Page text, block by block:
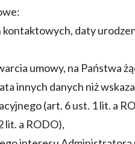
kontaktowych, daty
umowy, na Państwa
innych danych niż
(art. 6 ust. 1 lit. a
lit. a RODO),